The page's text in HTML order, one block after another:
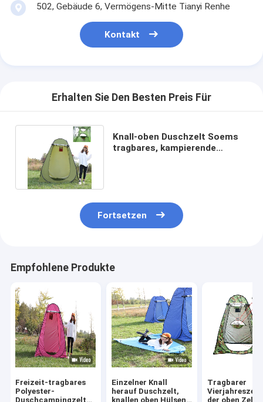
502, Gebäude 6, Vermögens-Mitte Tianyi Renhe
Kontakt
Erhalten Sie Den Besten Preis Für
Knall-oben Duschzelt Soems
tragbares, kampierende
Fortsetzen
Empfohlene Produkte
Freizeit-tragbares
Polyester-
Duschcampingzelt
Einzelner Knall
herauf Duschzelt,
knallen oben Hülsen-
Tragbarer
der oben Zelt